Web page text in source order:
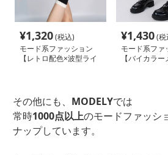
¥1,320(税込)
モード系ファッション
【レトロ配色×波型ライ
¥1,430(税
モード系ファ
【バイカラ
その他にも、 MODELYでは
常時1000点以上のモードファッシ
ナップしています。